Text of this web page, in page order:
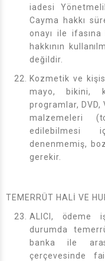
iadesi
Cayma hakkı
onayı ile
hakkının
değildir.
Kozmetik ve
mayo, bikini,
programlar, DVD,
malzemeleri
edilebilmesi
denenmemiş,
gerekir.
TEMERRÜT HALİ VE
ALICI, ödeme
durumda
banka ile
çerçevesinde